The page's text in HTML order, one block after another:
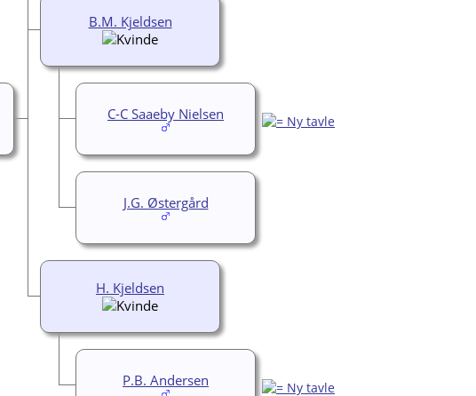
B.M. Kjeldsen
C-C Saaeby Nielsen
J.G. Østergård
H. Kjeldsen
P.B. Andersen